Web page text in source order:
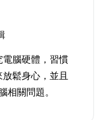
腦硬體，習慣
鬆身心，並且
相關問題。